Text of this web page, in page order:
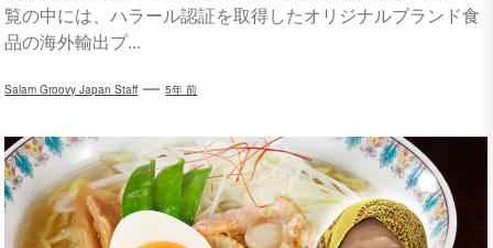
覧の中には、ハラール認証を取得したオリジナルブランド食
品の海外輸出プ...
Salam Groovy Japan Staff 5年 前